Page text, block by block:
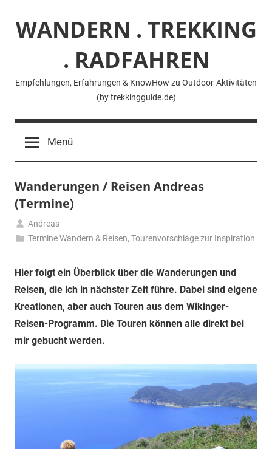
Inhalt
springenWANDERN . TREKKING
. RADFAHREN
Empfehlungen, Erfahrungen & KnowHow zu Outdoor-Aktivitäten
(by trekkingguide.de)
Menü
Wanderungen / Reisen Andreas
(Termine)
5.
2020
Andreas
Termine Wandern & Reisen,Tourenvorschläge zur Inspiration
Hier folgt ein Überblick über die Wanderungen und
Reisen, die ich in nächster Zeit führe. Dabei sind eigene
Kreationen, aber auch Touren aus dem Wikinger-
Reisen-Programm. Die Touren können alle direkt bei
mir gebucht werden.